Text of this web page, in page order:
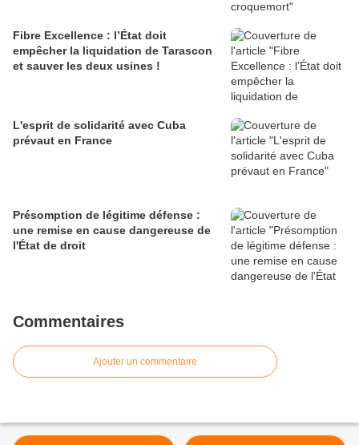
Fibre Excellence : l’État doit
empêcher la liquidation de Tarascon
et sauver les deux usines !
L'esprit de solidarité avec Cuba
prévaut en France
Présomption de légitime défense :
une remise en cause dangereuse de
l'État de droit
Commentaires
Ajouter un commentaire